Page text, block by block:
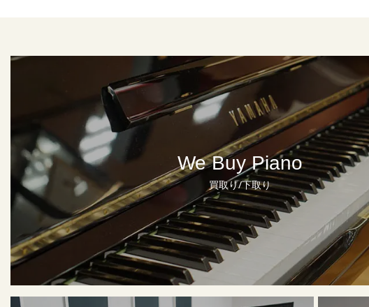
We Buy Piano
買取り/下取り